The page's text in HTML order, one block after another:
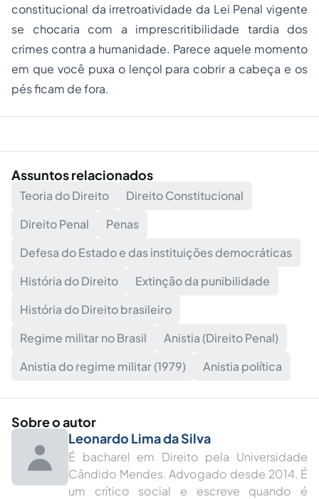
constitucional da irretroatividade da Lei Penal vigente
se chocaria com a imprescritibilidade tardia dos
crimes contra a humanidade. Parece aquele momento
em que você puxa o lençol para cobrir a cabeça e os
pés ficam de fora.
Assuntos relacionados
Teoria do Direito
Direito Constitucional
Direito Penal
Penas
Defesa do Estado e das instituições democráticas
História do Direito
Extinção da punibilidade
História do Direito brasileiro
Regime militar no Brasil
Anistia (Direito Penal)
Anistia do regime militar (1979)
Anistia política
Sobre o autor
Leonardo Lima da Silva
É bacharel em Direito pela Universidade
Cândido Mendes. Advogado desde 2014. É
um crítico social e escreve quando é